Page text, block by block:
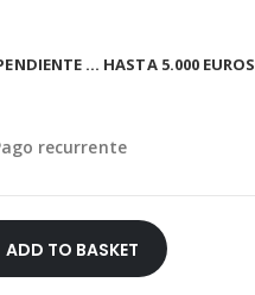
… HASTA 5.000 EUROS
recurrente
ADD TO BASKET